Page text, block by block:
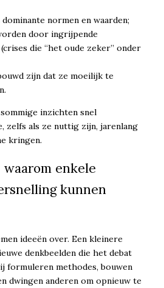
normen en waarden;
door ingrijpende
die “het oude zeker” onder
zijn dat ze moeilijk te
inzichten snel
zelfs als ze nuttig zijn, jarenlang
kringen.
enkele
kunnen
ideeën over. Een kleinere
denkbeelden die het debat
formuleren methodes, bouwen
dwingen anderen om opnieuw te